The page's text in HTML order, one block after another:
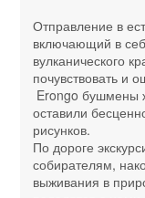
Отправление в
включающий в
вулканического
почувствовать и
Erongo бушмены
оставили
рисунков.
По дороге
собирателям,
выживания в